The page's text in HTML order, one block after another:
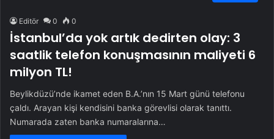
Editör 0 0
İstanbul’da yok artık dedirten olay: 3
saatlik telefon konuşmasının maliyeti 6
milyon TL!
Beylikdüzü’nde ikamet eden B.A.’nın 15 Mart günü telefonu
çaldı. Arayan kişi kendisini banka görevlisi olarak tanıttı.
Numarada zaten banka numaralarına…